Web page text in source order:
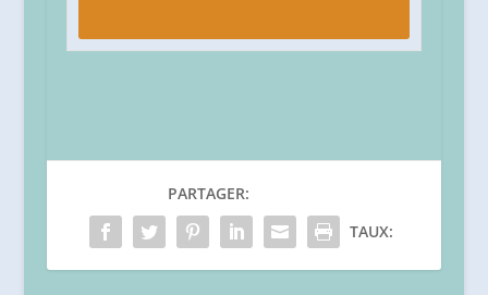
PARTAGER:
TAUX: